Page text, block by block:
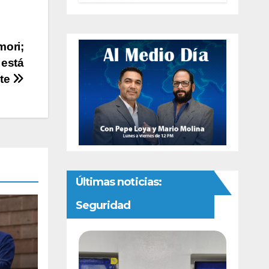
Chihuahua
Últimas noticias:
Seguridad